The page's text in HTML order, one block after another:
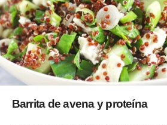
Barrita de avena y proteína